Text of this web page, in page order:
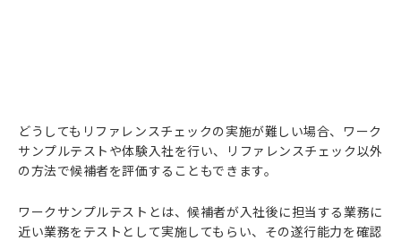
どうしてもリファレンスチェックの実施が難しい場合、ワーク
サンプルテストや体験入社を行い、リファレンスチェック以外
の方法で候補者を評価することもできます。
ワークサンプルテストとは、候補者が入社後に担当する業務に
近い業務をテストとして実施してもらい、その遂行能力を確認